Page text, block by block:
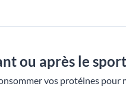
ou après le
vos protéines